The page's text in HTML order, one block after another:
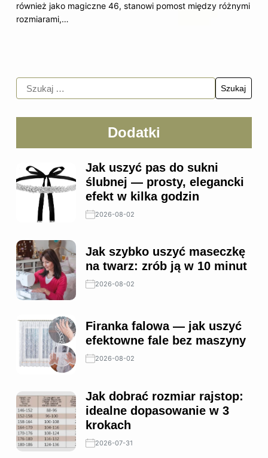
również jako magiczne 46, stanowi pomost między różnymi
rozmiarami,…
Dodatki
Jak uszyć pas do sukni
ślubnej — prosty, elegancki
efekt w kilka godzin
2026-08-02
Jak szybko uszyć maseczkę
na twarz: zrób ją w 10 minut
2026-08-02
Firanka falowa — jak uszyć
efektowne fale bez maszyny
2026-08-02
Jak dobrać rozmiar rajstop:
idealne dopasowanie w 3
krokach
2026-07-31